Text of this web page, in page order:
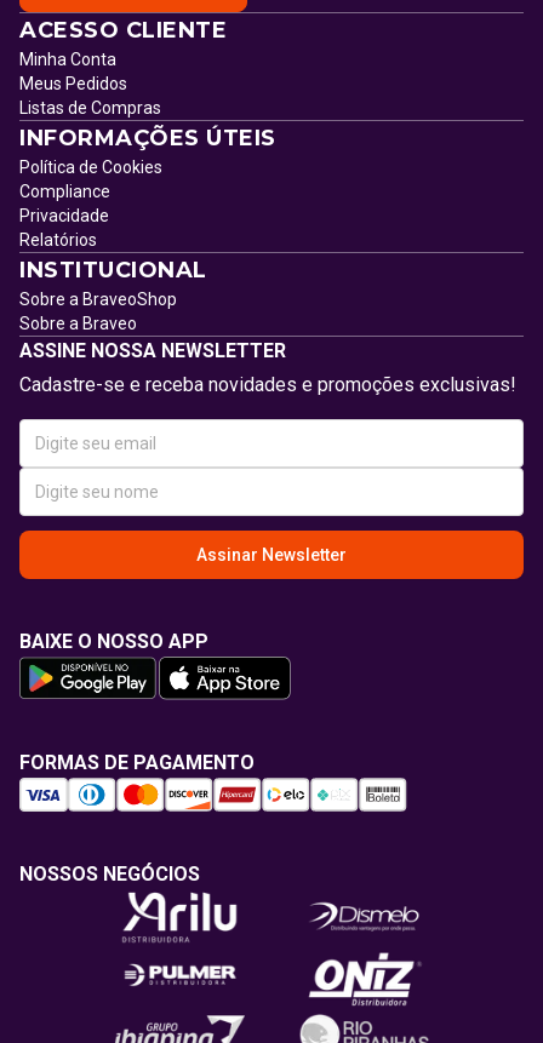
ACESSO CLIENTE
Minha Conta
Meus Pedidos
Listas de Compras
INFORMAÇÕES ÚTEIS
Política de Cookies
Compliance
Privacidade
Relatórios
INSTITUCIONAL
Sobre a BraveoShop
Sobre a Braveo
ASSINE NOSSA NEWSLETTER
Cadastre-se e receba novidades e promoções exclusivas!
Assinar Newsletter
BAIXE O NOSSO APP
FORMAS DE PAGAMENTO
NOSSOS NEGÓCIOS